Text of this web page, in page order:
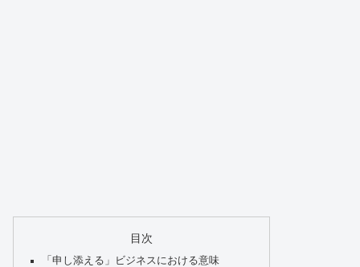
目次
「申し添える」ビジネスにおける意味